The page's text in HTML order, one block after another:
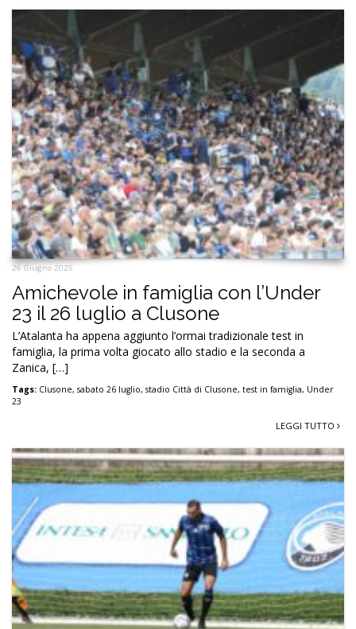
26 Giugno 2025
Amichevole in famiglia con l’Under
23 il 26 luglio a Clusone
L’Atalanta ha appena aggiunto l’ormai tradizionale test in
famiglia, la prima volta giocato allo stadio e la seconda a
Zanica, […]
Tags: Clusone, sabato 26 luglio, stadio Città di Clusone, test in famiglia, Under
23
LEGGI TUTTO